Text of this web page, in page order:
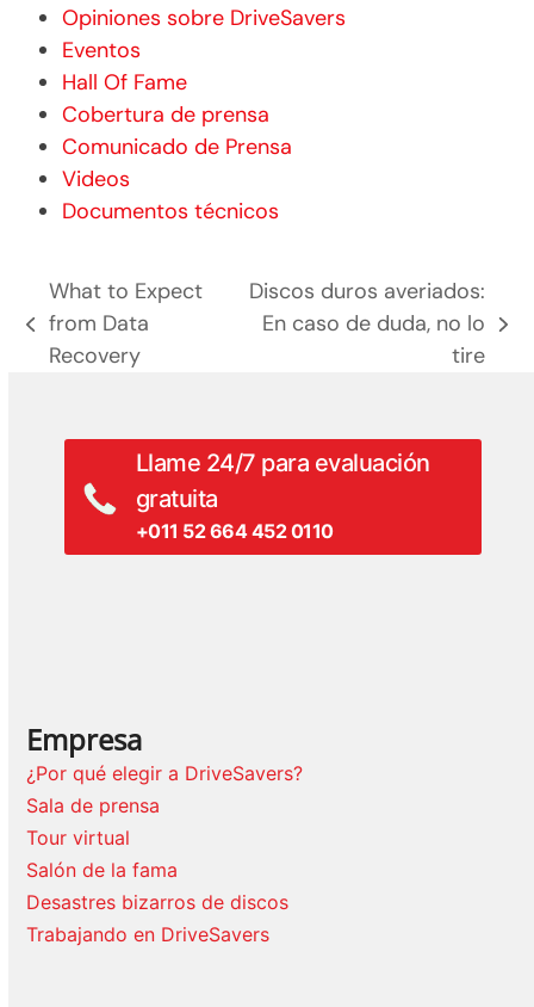
Opiniones sobre DriveSavers
Eventos
Hall Of Fame
Cobertura de prensa
Comunicado de Prensa
Videos
Documentos técnicos
entrada
anterior:
What to Expect
from Data
Recovery
siguiente
Discos duros averiados:
En caso de duda, no lo
tire
Llame 24/7 para evaluación
gratuita
+011 52 664 452 0110
Empresa
¿Por qué elegir a DriveSavers?
Sala de prensa
Tour virtual
Salón de la fama
Desastres bizarros de discos
Trabajando en DriveSavers